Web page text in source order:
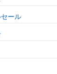
ール